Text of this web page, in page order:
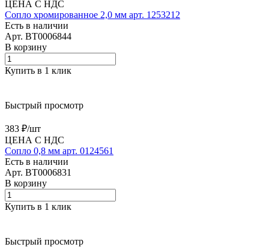
ЦЕНА С НДС
Сопло хромированное 2,0 мм арт. 1253212
Есть в наличии
Арт. BT0006844
В корзину
Купить в 1 клик
Быстрый просмотр
383 ₽/шт
ЦЕНА С НДС
Сопло 0,8 мм арт. 0124561
Есть в наличии
Арт. BT0006831
В корзину
Купить в 1 клик
Быстрый просмотр